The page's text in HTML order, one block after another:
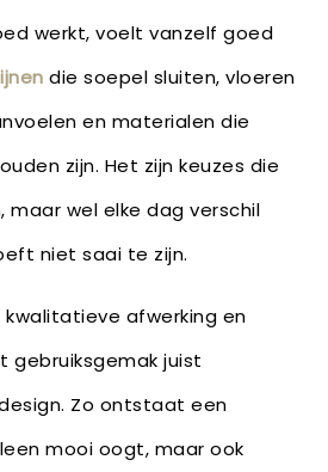
werkt, voelt vanzelf goed
die soepel sluiten, vloeren
en materialen die
zijn. Het zijn keuzes die
wel elke dag verschil
niet saai te zijn.
afwerking en
gebruiksgemak juist
Zo ontstaat een
mooi oogt, maar ook